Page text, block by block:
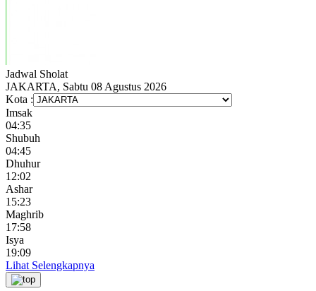
Jadwal Sholat
JAKARTA, Sabtu 08 Agustus 2026
Kota :
Imsak
04:35
Shubuh
04:45
Dhuhur
12:02
Ashar
15:23
Maghrib
17:58
Isya
19:09
Lihat Selengkapnya